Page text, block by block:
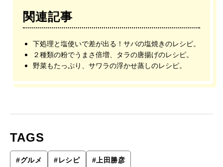
関連記事
下処理と塩使いで差が出る！サバの塩焼きのレシピ。
２種類の粉でうまさ倍増、タラの唐揚げのレシピ。
野菜もたっぷり、サワラの浮かせ蒸しのレシピ。
TAGS
#グルメ #レシピ # 上田勝彦